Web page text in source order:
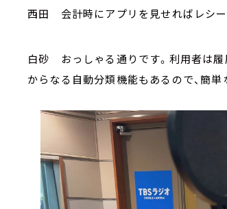
西田 会計時にアプリを見せればレシー
白砂 おっしゃる通りです。利用者は
からなる自動分類機能もあるので、簡